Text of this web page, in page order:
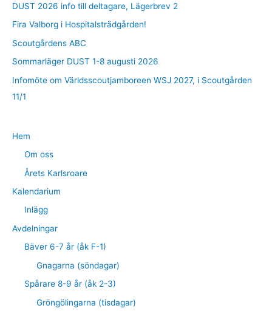
t
e
r
:
DUST 2026 info till deltagare, Lägerbrev 2
Fira Valborg i Hospitalsträdgården!
Scoutgårdens ABC
Sommarläger DUST 1-8 augusti 2026
Infomöte om Världsscoutjamboreen WSJ 2027, i Scoutgården
11/1
Hem
Om oss
Årets Karlsroare
Kalendarium
Inlägg
Avdelningar
Bäver 6-7 år (åk F-1)
Gnagarna (söndagar)
Spårare 8-9 år (åk 2-3)
Gröngölingarna (tisdagar)